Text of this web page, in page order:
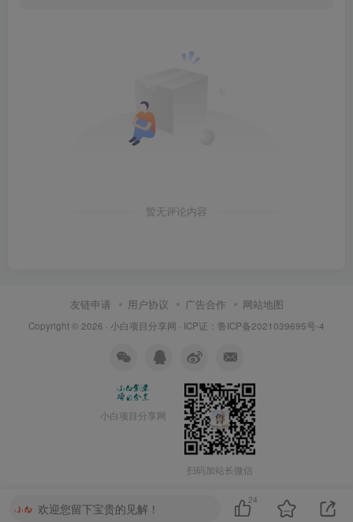
暂无评论内容
友链申请 用户协议 广告合作 网站地图
Copyright © 2026 · 小白项目分享网 · ICP证： 鲁ICP备2021039695号-4
小白项目分享网
扫码加站长微信
欢迎您留下宝贵的见解！
24